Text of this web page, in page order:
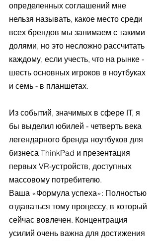
определенных соглашений мне
нельзя называть, какое место среди
всех брендов мы занимаем с такими
долями, но это несложно рассчитать
каждому, если учесть, что на рынке -
шесть основных игроков в ноутбуках
и семь - в планшетах.
Из событий, значимых в сфере IT, я
бы выделил юбилей - четверть века
легендарного бренда ноутбуков для
бизнеса ThinkPad и презентация
первых VR-устройств, доступных
массовому потребителю.
Ваша «Формула успеха»: Полностью
отдаваться тому процессу, в который
сейчас вовлечен. Концентрация
усилий очень важна для достижения